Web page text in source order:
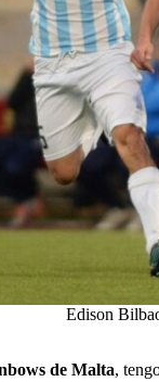
Edison
de Malta,